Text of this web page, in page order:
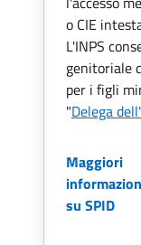
o CIE
L'INPS
genitoriale
per i figli
"Delega
Maggiori
su SPID